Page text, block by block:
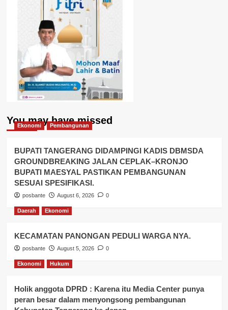
You may have missed
Ekonomi Pembangunan
BUPATI TANGERANG DIDAMPINGI KADIS DBMSDA
GROUNDBREAKING JALAN CEPLAK–KRONJO
BUPATI MAESYAL PASTIKAN PEMBANGUNAN
SESUAI SPESIFIKASI.
posbante August 6, 2026 0
Daerah Ekonomi
KECAMATAN PANONGAN PEDULI WARGA NYA.
posbante August 5, 2026 0
Ekonomi Hukum
Holik anggota DPRD : Karena itu Media Center punya
peran besar dalam menyongsong pembangunan